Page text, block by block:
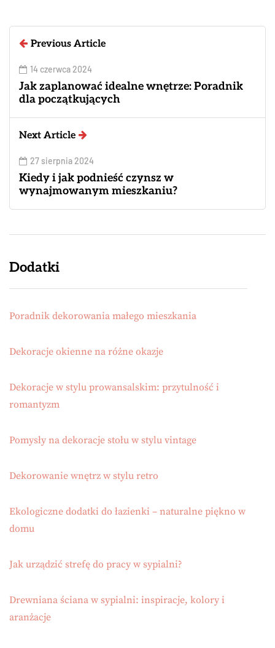
Previous Article
14 czerwca 2024
Jak zaplanować idealne wnętrze: Poradnik
dla początkujących
Next Article
27 sierpnia 2024
Kiedy i jak podnieść czynsz w
wynajmowanym mieszkaniu?
Dodatki
Poradnik dekorowania małego mieszkania
Dekoracje okienne na różne okazje
Dekoracje w stylu prowansalskim: przytulność i
romantyzm
Pomysły na dekoracje stołu w stylu vintage
Dekorowanie wnętrz w stylu retro
Ekologiczne dodatki do łazienki – naturalne piękno w
domu
Jak urządzić strefę do pracy w sypialni?
Drewniana ściana w sypialni: inspiracje, kolory i
aranżacje